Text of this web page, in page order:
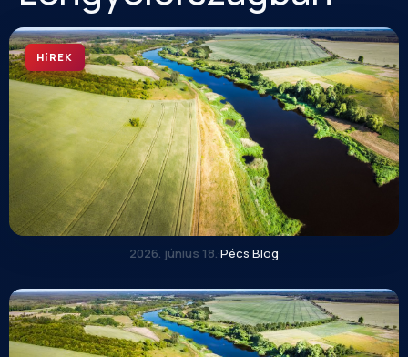
HíREK
2026. június 18.·Pécs Blog